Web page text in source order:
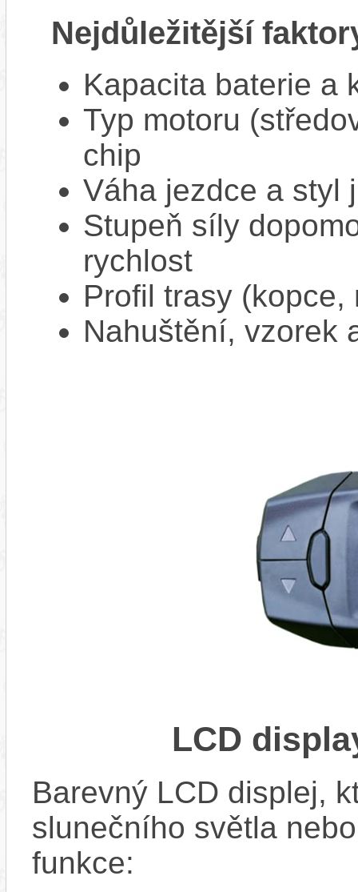
Nejdůležitější
Kapacita baterie a
Typ motoru
chip
Váha jezdce a styl
Stupeň síly
rychlost
Profil trasy
Nahuštění, vzorek
LCD
Barevný LCD displej,
slunečního světla
funkce: